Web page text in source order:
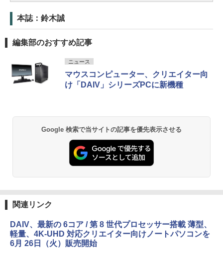
本誌：鈴木誠
編集部のおすすめ記事
ニュース
マウスコンピューター、クリエイター向
け「DAIV」シリーズPCに新機種
Google 検索で当サイトの記事を優先表示させる
関連リンク
DAIV、最新の 6コア / 第 8 世代プロセッサー搭載 薄型、
軽量、4K-UHD 対応クリエイター向けノートパソコンを
6月 26日（火）販売開始